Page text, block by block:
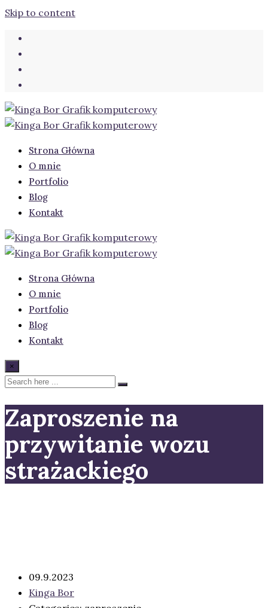
Skip to content
Strona Główna
O mnie
Portfolio
Blog
Kontakt
Strona Główna
O mnie
Portfolio
Blog
Kontakt
×
Zaproszenie na
przywitanie wozu
strażackiego
09.9.2023
Kinga Bor